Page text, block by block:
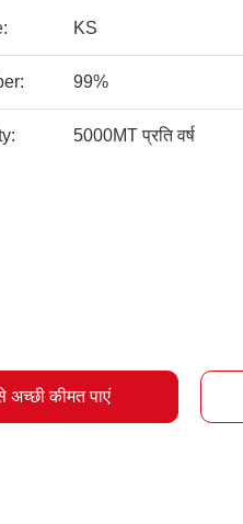
KS
99%
5000MT प्रति वर्ष
अच्छी कीमत पाएं